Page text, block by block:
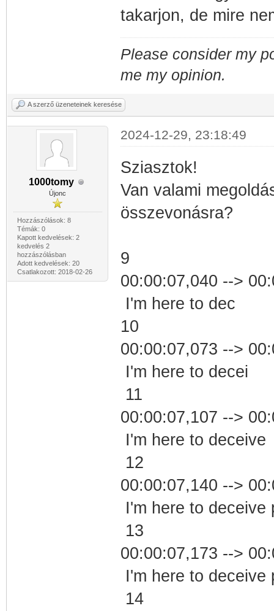
takarjon, de mire
Please consider my
me my opinion.
A szerző üzeneteinek keresése
1000tomy
Újonc
Hozzászólások: 8
Témák: 0
Kapott kedvelések: 2
kedvelés 2
hozzászólásban
Adott kedvelések: 20
Csatlakozott: 2018-02-26
2024-12-29, 23:18:49
Sziasztok!
Van valami
összevonásra?
9
00:00:07,040 -->
I'm here to dec
10
00:00:07,073 -->
I'm here to decei
11
00:00:07,107 -->
I'm here to deceive
12
00:00:07,140 -->
I'm here to deceive
13
00:00:07,173 -->
I'm here to deceive
14